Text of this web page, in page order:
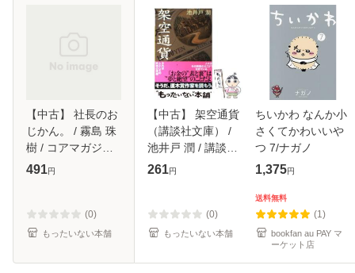
【中古】 社長のお
じかん。 / 霧島 珠
樹 / コアマガジン
[コミック]【メール
491円
(0)
もったいない本舗
【中古】 架空通貨
（講談社文庫） /
池井戸 潤 / 講談社
[文庫]【メール便送
261円
(0)
もったいない本舗
ちいかわ なんか小
さくてかわいいや
つ 7/ナガノ
1,375円
送料無料
(1)
bookfan au PAY マ
ーケット店